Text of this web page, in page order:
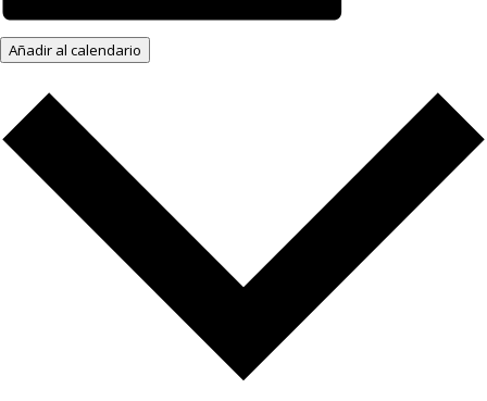
Añadir al calendario